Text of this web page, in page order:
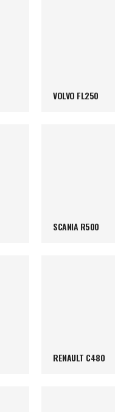
VOLVO FL250
SCANIA R500
RENAULT C480